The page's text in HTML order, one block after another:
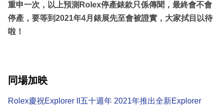
重申一次，以上預測Rolex停產錶款只係傳聞，最終會不會
停產，要等到2021年4月錶展先至會被證實，大家拭目以待
啦！
同場加映
Rolex慶祝Explorer II五十週年 2021年推出全新Explorer